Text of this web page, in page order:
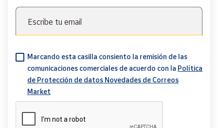
Escribe tu email
Marcando esta casilla consiento la remisión de las
comunicaciones comerciales de acuerdo con la Política
de Protección de datos Novedades de Correos
Market